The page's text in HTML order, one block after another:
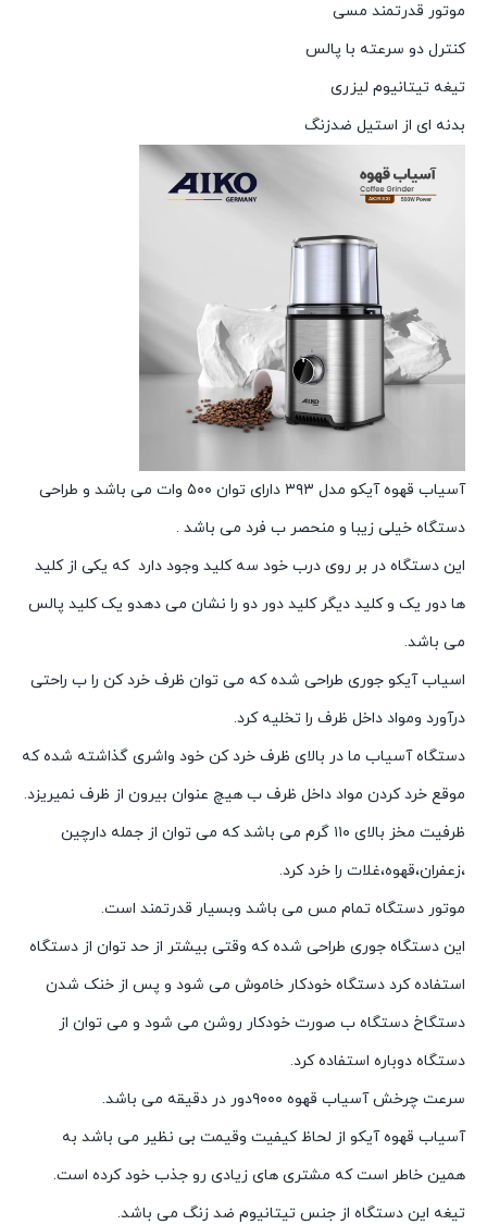
موتور قدرتمند مسی
کنترل دو سرعته با پالس
تیغه تیتانیوم لیزری
بدنه ای از استیل ضدزنگ
آسیاب قهوه آیکو مدل ۳۹۳ دارای توان ۵۰۰ وات می باشد و طراحی
دستگاه خیلی زیبا و منحصر ب فرد می باشد .
این دستگاه در بر روی درب خود سه کلید وجود دارد که یکی از کلید
ها دور یک و کلید دیگر کلید دور دو را نشان می دهدو یک کلید پالس
می باشد.
اسیاب آیکو جوری طراحی شده که می توان ظرف خرد کن را ب راحتی
درآورد ومواد داخل ظرف را تخلیه کرد.
دستگاه آسیاب ما در بالای ظرف خرد کن خود واشری گذاشته شده که
موقع خرد کردن مواد داخل ظرف ب هیچ عنوان بیرون از ظرف نمیریزد.
ظرفیت مخز بالای ۱۱۰ گرم می باشد که می توان از جمله دارچین
،زعفران،قهوه،غلات را خرد کرد.
موتور دستگاه تمام مس می باشد وبسیار قدرتمند است.
این دستگاه جوری طراحی شده که وقتی بیشتر از حد توان از دستگاه
استفاده کرد دستگاه خودکار خاموش می شود و پس از خنک شدن
دستگاخ دستگاه ب صورت خودکار روشن می شود و می توان از
دستگاه دوباره استفاده کرد.
سرعت چرخش آسیاب قهوه ۹۰۰۰دور در دقیقه می باشد.
آسیاب قهوه آیکو از لحاظ کیفیت وقیمت بی نظیر می باشد به
همین خاطر است که مشتری های زیادی رو جذب خود کرده است.
تیغه این دستگاه از جنس تیتانیوم ضد زنگ می باشد.